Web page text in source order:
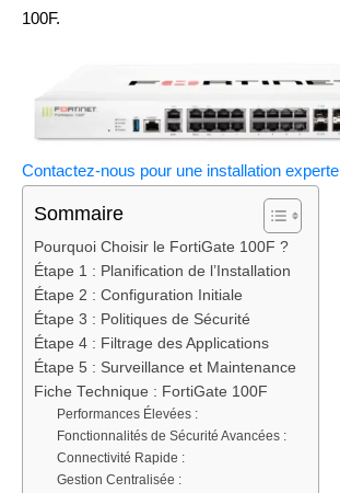
100F.
Contactez-nous pour une installation experte
Sommaire
Pourquoi Choisir le FortiGate 100F ?
Étape 1 : Planification de l’Installation
Étape 2 : Configuration Initiale
Étape 3 : Politiques de Sécurité
Étape 4 : Filtrage des Applications
Étape 5 : Surveillance et Maintenance
Fiche Technique : FortiGate 100F
Performances Élevées :
Fonctionnalités de Sécurité Avancées :
Connectivité Rapide :
Gestion Centralisée :